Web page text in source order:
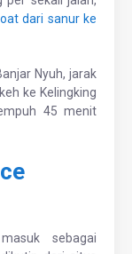
dari sanur ke
Nyuh, jarak
ke Kelingking
45 menit
sebagai